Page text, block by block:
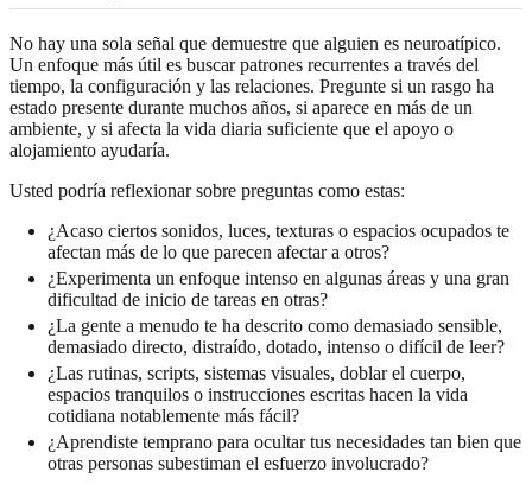
No hay una sola señal que demuestre que alguien es neuroatípico.
Un enfoque más útil es buscar patrones recurrentes a través del
tiempo, la configuración y las relaciones. Pregunte si un rasgo ha
estado presente durante muchos años, si aparece en más de un
ambiente, y si afecta la vida diaria suficiente que el apoyo o
alojamiento ayudaría.
Usted podría reflexionar sobre preguntas como estas:
¿Acaso ciertos sonidos, luces, texturas o espacios ocupados te
afectan más de lo que parecen afectar a otros?
¿Experimenta un enfoque intenso en algunas áreas y una gran
dificultad de inicio de tareas en otras?
¿La gente a menudo te ha descrito como demasiado sensible,
demasiado directo, distraído, dotado, intenso o difícil de leer?
¿Las rutinas, scripts, sistemas visuales, doblar el cuerpo,
espacios tranquilos o instrucciones escritas hacen la vida
cotidiana notablemente más fácil?
¿Aprendiste temprano para ocultar tus necesidades tan bien que
otras personas subestiman el esfuerzo involucrado?